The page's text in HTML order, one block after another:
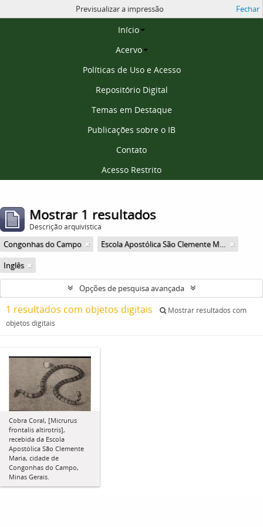
Página inicial
Início
Acervo
Políticas de Uso e Acesso
Repositório Digital
Temas em Destaque
Publicações sobre o IB
Contato
Acesso Restrito
Previsualizar a impressão Fechar
Mostrar 1 resultados
Descrição arquivística
Congonhas do Campo
Escola Apostólica São Clemente Maria
Inglês
Opções de pesquisa avançada
1 resultados com objetos digitais
Mostrar resultados com
objetos digitais
Cobra Coral, [Micrurus
frontalis altirotris],
recebida da Escola
Apostólica São Clemente
Maria, cidade de
Congonhas do Campo,
Minas Gerais.